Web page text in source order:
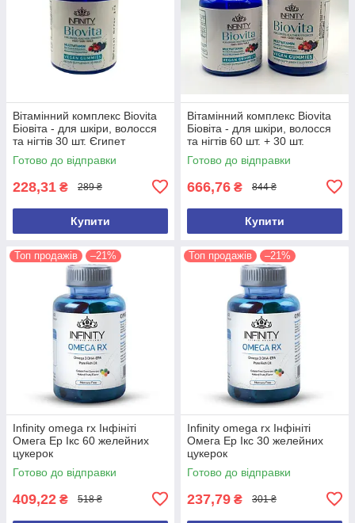
Вітамінний комплекс Biovita
Біовіта - для шкіри, волосся
та нігтів 30 шт. Єгипет
Оригінал
Готово до відправки
228,31 ₴ 289 ₴
Купити
Вітамінний комплекс Biovita
Біовіта - для шкіри, волосся
та нігтів 60 шт. + 30 шт.
Єгипет Оригінал
Готово до відправки
666,76 ₴ 844 ₴
Купити
Топ продажів –21%
Infinity omega rx Інфініті
Омега Ер Ікс 60 желейних
цукерок
Готово до відправки
409,22 ₴ 518 ₴
Топ продажів –21%
Infinity omega rx Інфініті
Омега Ер Ікс 30 желейних
цукерок
Готово до відправки
237,79 ₴ 301 ₴